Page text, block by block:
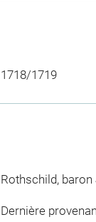
1718/1719
Rothschild,
Dernière